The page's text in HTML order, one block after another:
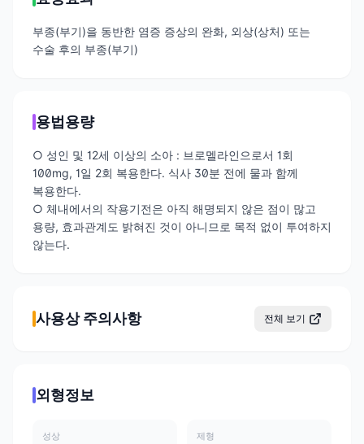
부종(부기)을 동반한 염증 증상의 완화, 외상(상처) 또는
수술 후의 부종(부기)
용법용량
○ 성인 및 12세 이상의 소아 : 브로멜라인으로서 1회
100mg, 1일 2회 복용한다. 식사 30분 전에 물과 함께
복용한다.
○ 체내에서의 작용기전은 아직 해명되지 않은 점이 많고
용량, 효과관계도 밝혀진 것이 아니므로 목적 없이 투여하지
않는다.
사용상 주의사항 전체 보기
외형정보
성상 제형